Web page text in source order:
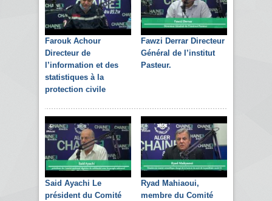
Farouk Achour
Directeur de
l’information et des
statistiques à la
protection civile
Fawzi Derrar Directeur
Général de l’institut
Pasteur.
Said Ayachi Le
président du Comité
Ryad Mahiaoui,
membre du Comité